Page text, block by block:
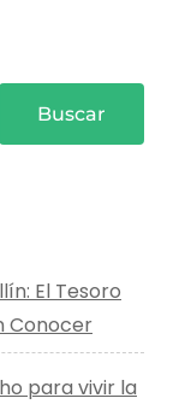
Buscar
El Tesoro
Conocer
para vivir la